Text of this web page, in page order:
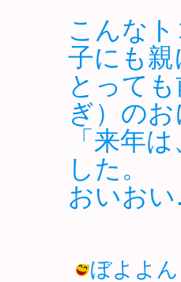
こんな
子にも
とって
ぎ）の
「来年
した。
おいおい
ぼよよ